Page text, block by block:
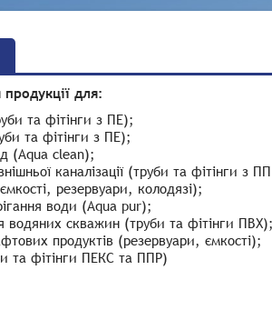
для:
та фітінги з ПЕ);
та фітінги з ПЕ);
(Aqua clean);
каналізації (труби та фітінги з
резервуари, колодязі);
води (Aqua pur);
водяних скважин (труби та фітінги ПВХ);
продуктів (резервуари, ємкості);
та фітінги ПЕКС та ППР)